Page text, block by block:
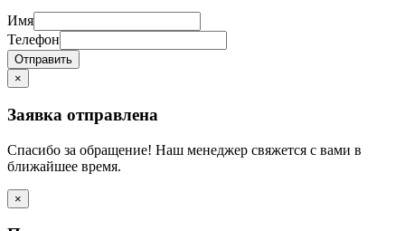
Имя
Телефон
Отправить
×
Заявка отправлена
Спасибо за обращение! Наш менеджер свяжется с вами в
ближайшее время.
×